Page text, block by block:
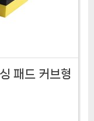
패드 커브형